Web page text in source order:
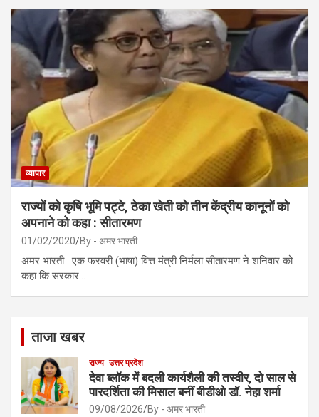
व्यापार
राज्यों को कृषि भूमि पट्टे, ठेका खेती को तीन केंद्रीय कानूनों को
अपनाने को कहा : सीतारमण
01/02/2020 By - अमर भारती
अमर भारती : एक फरवरी (भाषा) वित्त मंत्री निर्मला सीतारमण ने शनिवार को
कहा कि सरकार…
ताजा खबर
राज्य उत्तर प्रदेश
देवा ब्लॉक में बदली कार्यशैली की तस्वीर, दो साल से
पारदर्शिता की मिसाल बनीं बीडीओ डॉ. नेहा शर्मा
09/08/2026 By - अमर भारती